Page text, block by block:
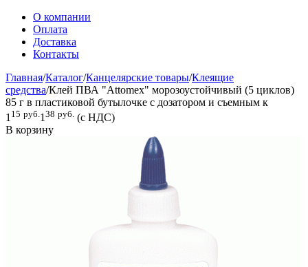
О компании
Оплата
Доставка
Контакты
Главная/Каталог/Канцелярские товары/Клеящие
средства/Клей ПВА "Attomex" морозоустойчивый (5 циклов)
85 г в пластиковой бутылочке с дозатором и съемным к
1 15 руб.1 38 руб. (с НДС)
В корзину